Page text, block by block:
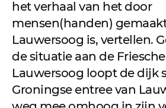
het verhaal van het door
mensen(handen)
Lauwersoog is, vertellen.
de situatie aan de
Lauwersoog loopt de dijk
Groningse entree van